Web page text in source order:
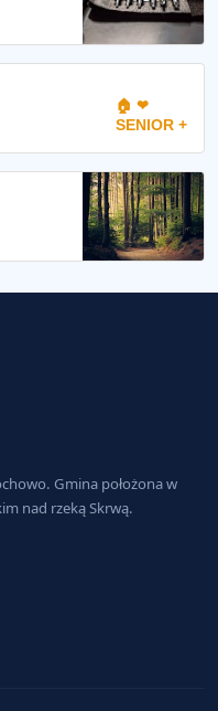
🏠 ❤
SENIOR +
Gmina położona w
nad rzeką Skrwą.